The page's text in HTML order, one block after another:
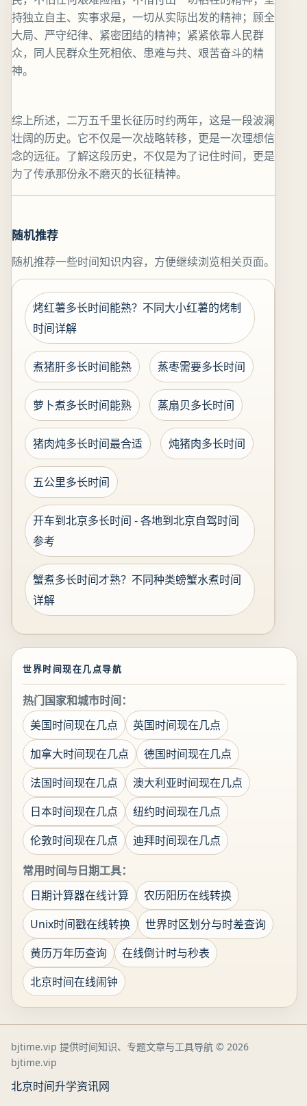
持独立自主、实事求是，一切从实际出发的精神；顾全
大局、严守纪律、紧密团结的精神；紧紧依靠人民群
众，同人民群众生死相依、患难与共、艰苦奋斗的精
神。
综上所述，二万五千里长征历时约两年，这是一段波澜
壮阔的历史。它不仅是一次战略转移，更是一次理想信
念的远征。了解这段历史，不仅是为了记住时间，更是
为了传承那份永不磨灭的长征精神。
随机推荐
随机推荐一些时间知识内容，方便继续浏览相关页面。
烤红薯多长时间能熟？不同大小红薯的烤制
时间详解
煮猪肝多长时间能熟 蒸枣需要多长时间
萝卜煮多长时间能熟 蒸扇贝多长时间
猪肉炖多长时间最合适 炖猪肉多长时间
五公里多长时间
开车到北京多长时间 - 各地到北京自驾时间
参考
蟹煮多长时间才熟？不同种类螃蟹水煮时间
详解
世界时间现在几点导航
热门国家和城市时间：
美国时间现在几点
英国时间现在几点
加拿大时间现在几点
德国时间现在几点
法国时间现在几点
澳大利亚时间现在几点
日本时间现在几点
纽约时间现在几点
伦敦时间现在几点
迪拜时间现在几点
常用时间与日期工具：
日期计算器在线计算
农历阳历在线转换
Unix时间戳在线转换
世界时区划分与时差查询
黄历万年历查询
在线倒计时与秒表
北京时间在线闹钟
bjtime.vip 提供时间知识、专题文章与工具导航 © 2026
bjtime.vip
北京时间升学资讯网